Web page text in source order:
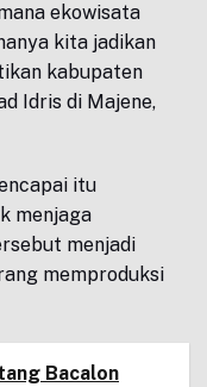
ekowisata
kita jadikan
kabupaten
Idris di Majene,
itu
menjaga
menjadi
memproduksi
Bacalon